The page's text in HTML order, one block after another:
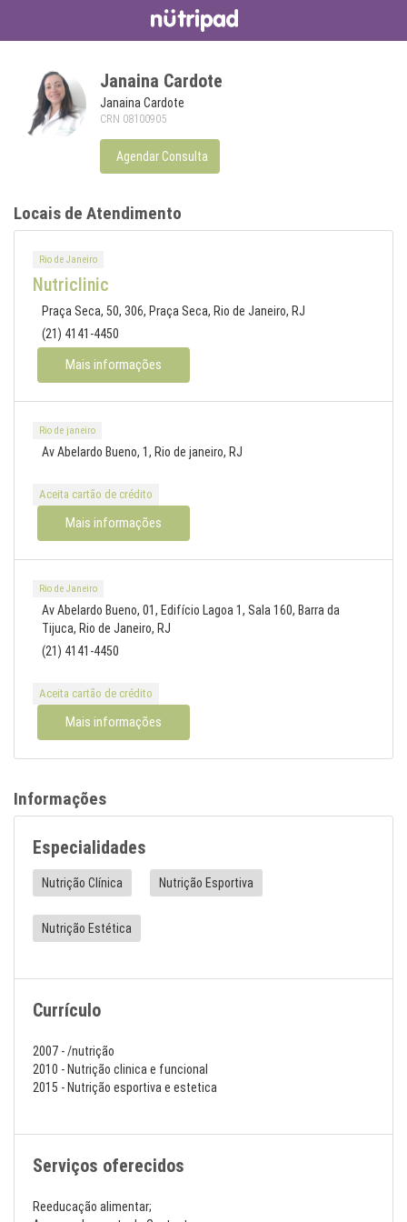
Janaina Cardote
Janaina Cardote
CRN 08100905
Agendar Consulta
Locais de Atendimento
Rio de Janeiro
Nutriclinic
Praça Seca, 50, 306, Praça Seca, Rio de Janeiro, RJ
(21) 4141-4450
Mais informações
Rio de janeiro
Av Abelardo Bueno, 1, Rio de janeiro, RJ
Aceita cartão de crédito
Mais informações
Rio de Janeiro
Av Abelardo Bueno, 01, Edifício Lagoa 1, Sala 160, Barra da
Tijuca, Rio de Janeiro, RJ
(21) 4141-4450
Aceita cartão de crédito
Mais informações
Informações
Especialidades
Nutrição Clínica Nutrição Esportiva
Nutrição Estética
Currículo
2007 - /nutrição
2010 - Nutrição clinica e funcional
2015 - Nutrição esportiva e estetica
Serviços oferecidos
Reeducação alimentar;